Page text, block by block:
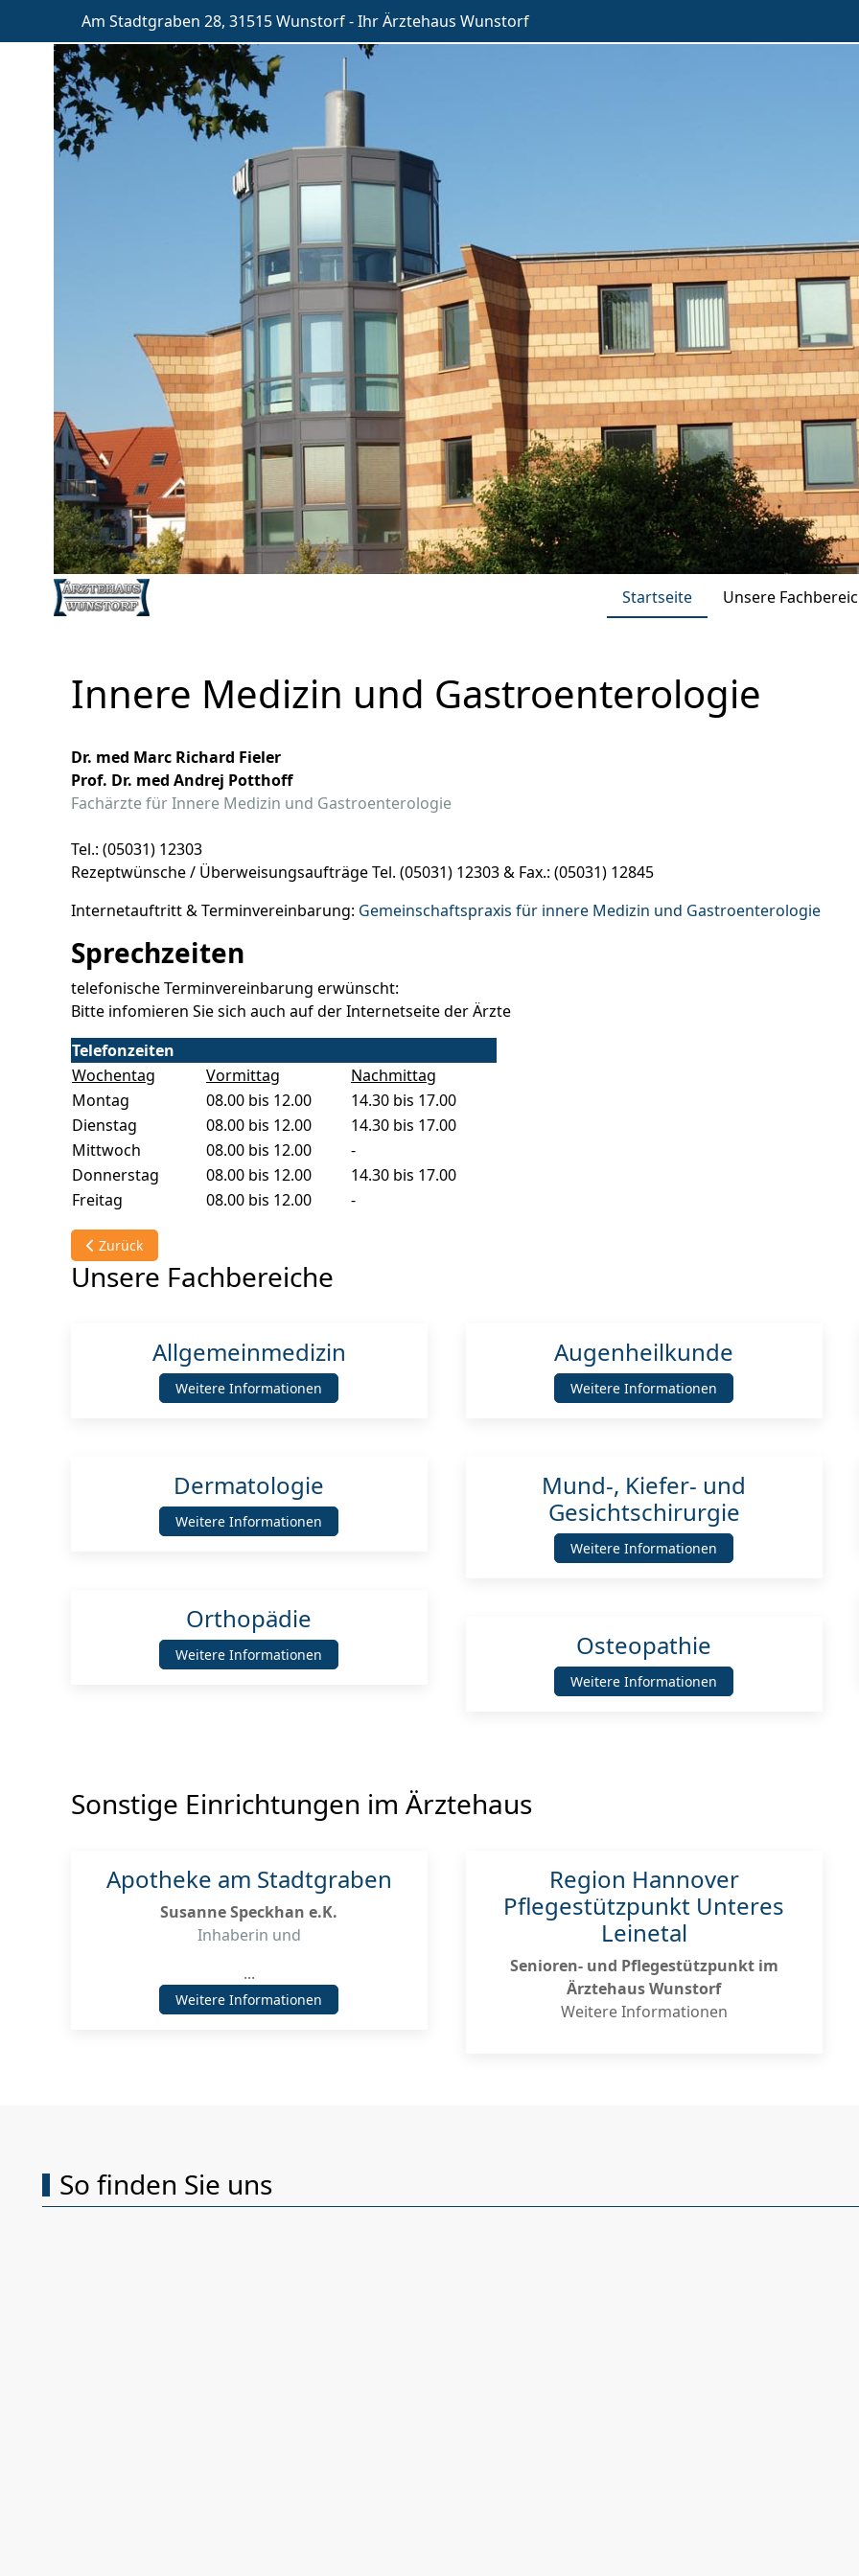
Am Stadtgraben 28, 31515 Wunstorf - Ihr Ärztehaus Wunstorf
Startseite Unsere
Innere Medizin und Gastroenterologie
Dr. med Marc Richard Fieler
Prof. Dr. med Andrej Potthoff
Fachärzte für Innere Medizin und Gastroenterologie
Tel.: (05031) 12303
Rezeptwünsche / Überweisungsaufträge Tel. (05031) 12303 & Fax.: (05031) 12845
Internetauftritt & Terminvereinbarung: Gemeinschaftspraxis für innere Medizin und Gastroenterologie
Sprechzeiten
telefonische Terminvereinbarung erwünscht:
Bitte infomieren Sie sich auch auf der Internetseite der Ärzte
Telefonzeiten
Wochentag
Vormittag
Nachmittag
Montag
08.00 bis 12.00
14.30 bis 17.00
Dienstag
08.00 bis 12.00
14.30 bis 17.00
Mittwoch
08.00 bis 12.00
-
Donnerstag
08.00 bis 12.00
14.30 bis 17.00
Freitag
08.00 bis 12.00 -
Vorheriger Beitrag: Mund-, Kiefer- und Gesichtschirurgie
Zurück
Unsere Fachbereiche
Allgemeinmedizin
Weitere Informationen
Augenheilkunde
Weitere Informationen
Dermatologie
Weitere Informationen
Mund-, Kiefer- und
Gesichtschirurgie
Weitere Informationen
Orthopädie
Weitere Informationen Osteopathie
Weitere Informationen
Sonstige Einrichtungen im Ärztehaus
Apotheke am Stadtgraben
Susanne Speckhan e.K.
Inhaberin und
...
Weitere Informationen
Region Hannover
Pflegestützpunkt Unteres
Leinetal
Senioren- und Pflegestützpunkt im
Ärztehaus Wunstorf
Weitere Informationen
So finden Sie uns